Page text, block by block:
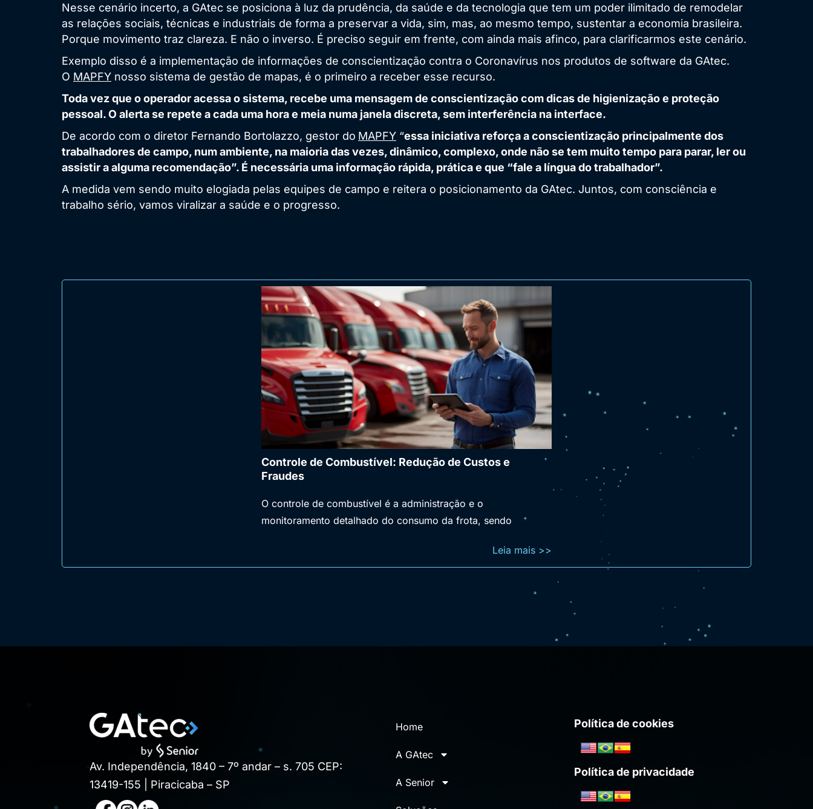
Nesse cenário incerto, a GAtec se posiciona à luz da prudência, da saúde e da tecnologia que tem um poder ilimitado de remodelar
as relações sociais, técnicas e industriais de forma a preservar a vida, sim, mas, ao mesmo tempo, sustentar a economia brasileira.
Porque movimento traz clareza. E não o inverso. É preciso seguir em frente, com ainda mais afinco, para clarificarmos este cenário.
Exemplo disso é a implementação de informações de conscientização contra o Coronavírus nos produtos de software da GAtec.
O MAPFY nosso sistema de gestão de mapas, é o primeiro a receber esse recurso.
Toda vez que o operador acessa o sistema, recebe uma mensagem de conscientização com dicas de higienização e proteção
pessoal. O alerta se repete a cada uma hora e meia numa janela discreta, sem interferência na interface.
De acordo com o diretor Fernando Bortolazzo, gestor do MAPFY “essa iniciativa reforça a conscientização principalmente dos
trabalhadores de campo, num ambiente, na maioria das vezes, dinâmico, complexo, onde não se tem muito tempo para parar, ler ou
assistir a alguma recomendação”. É necessária uma informação rápida, prática e que “fale a língua do trabalhador”.
A medida vem sendo muito elogiada pelas equipes de campo e reitera o posicionamento da GAtec. Juntos, com consciência e
trabalho sério, vamos viralizar a saúde e o progresso.
Controle de Combustível: Redução de Custos e
Fraudes
O controle de combustível é a administração e o
monitoramento detalhado do consumo da frota, sendo
Leia mais >>
Av. Independência, 1840 – 7º andar – s. 705 CEP:
13419-155 | Piracicaba – SP
Home
A GAtec
A Senior
Política de cookies
Política de privacidade